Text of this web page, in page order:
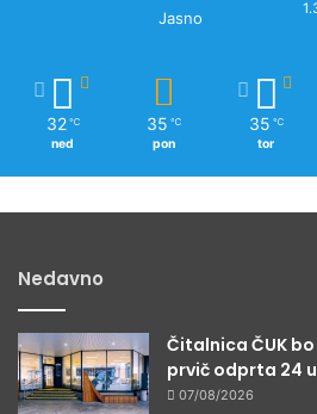
Jasno
32 ℃
ned
35 ℃
pon
35 ℃
tor
Nedavno
Čitalnica ČUK
prvič odprta 24
07/08/2026